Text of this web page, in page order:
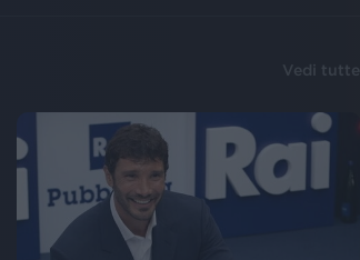
Vedi tutte